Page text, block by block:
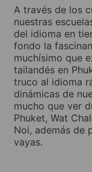
A través de los
nuestras
del idioma en
fondo la
muchísimo que
tailandés en
truco al idioma
dinámicas de
mucho que ver
Phuket, Wat
Noi, además de
vayas.